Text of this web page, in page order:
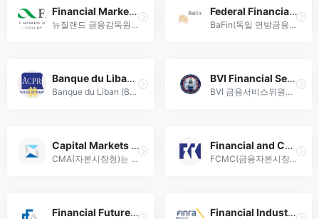
Financial Markets Authority (FMA)
뉴질랜드 금융감독원(FMA)은 외환 거래 규제, 투자자 보호, 공정한 금융시장 운영을 통해 법규 준수 및 신뢰성 확보에 기여합니다.
Federal Financial Supervisory Authority (BaFin)
BaFin(독일 연방금융감독청)은 외환 거래 규제, 금융기관 감독 및 투자자 보호를 통해 독일 금융시장의 안정성과 투명성을 확보하는 핵심 감독 기관입니다.
Banque du Liban (BDL)
Banque du Liban (BDL)은 리바논 중앙은행으로 외환 규제 및 금융 정책 수립을 통해 국가 경제 안정을 주도하는 기관입니다.
BVI Financial Services Commission (BVI FSC)
BVI 금융서비스위원회(BVI FSC)는 영국령 버진아일랜드의 외환, 은행, 투자 등 금융 서비스 전반을 규제하는 독립 감독기관으로 국제 기준을 준수합니다.
Capital Markets Authority (CMA)
CMA(자본시장청)는 외환 규제·금융시장 감독을 통해 투자자 보호와 공정한 시장 운영을 위한 정책을 수립·집행하는 대한민국 금융감독 기관입니다.
Financial and Capital Market Commission (FCMC)
FCMC(금융자본시장감독원)는 외환시장 규제, 금융기관 감독 및 자본시장 안정화를 통해 국가 경제의 건전성과 투자자 보호를 선도하는 독립 금융감독기관입니다.
Financial Futures Association of Japan (FFAJ) Financial Industry Regulatory Authority (FINRA)